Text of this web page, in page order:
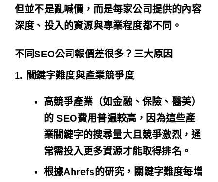
但並不是亂喊價，而是每家公司提供的內容
深度、投入的資源與專業程度都不同。
不同SEO公司報價差很多？三大原因
1. 關鍵字難度與產業競爭度
高競爭產業（如金融、保險、醫美）
的 SEO費用普遍較高，因為這些產
業關鍵字的搜尋量大且競爭激烈，通
常需投入更多資源才能取得排名。
根據Ahrefs的研究，關鍵字難度每增